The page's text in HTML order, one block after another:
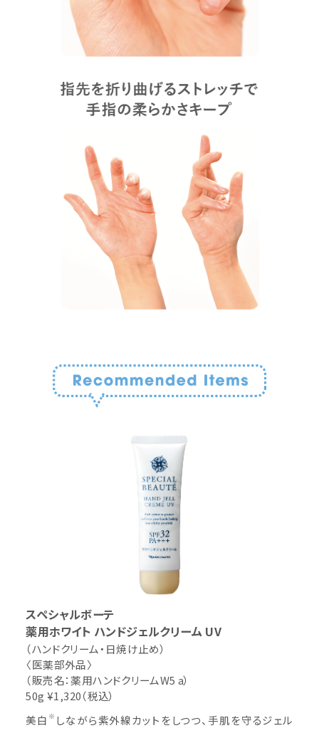
スペシャルボーテ
薬用ホワイト ハンドジェルクリーム UV
（ハンドクリーム・日焼け止め）
〈医薬部外品〉
（販売名：薬用ハンドクリームW5 a）
50g ¥1,320（税込）
美白 ※ しながら紫外線カットをしつつ、手肌を守るジェル